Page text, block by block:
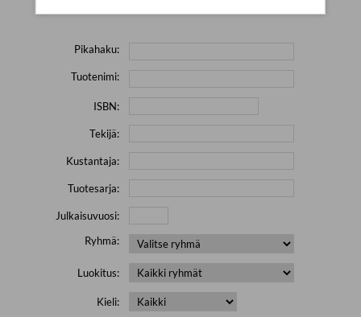
Pikahaku:
Tuotenimi:
ISBN:
Tekijä:
Kustantaja:
Tuotesarja:
Julkaisuvuosi:
Ryhmä:
Luokitus:
Kieli: